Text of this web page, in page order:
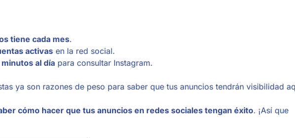
tiene cada mes.
activas en la red social.
al día para consultar Instagram.
ya son razones de peso para saber que tus anuncios tendrán visibilidad
cómo hacer que tus anuncios en redes sociales tengan éxito. ¡Así que